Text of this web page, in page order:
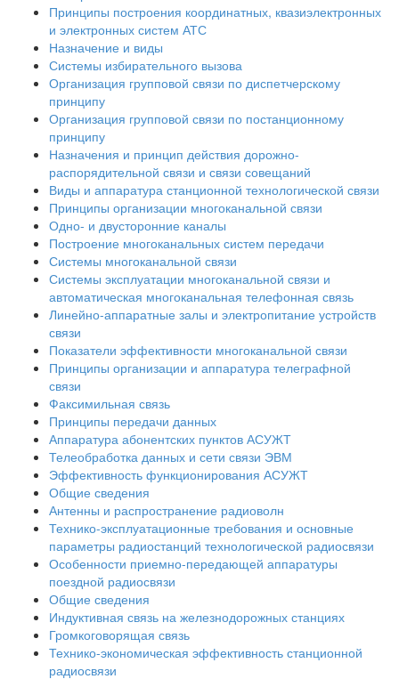
Принципы построения координатных, квазиэлектронных
и электронных систем АТС
Назначение и виды
Системы избирательного вызова
Организация групповой связи по диспетчерскому
принципу
Организация групповой связи по постанционному
принципу
Назначения и принцип действия дорожно-
распорядительной связи и связи совещаний
Виды и аппаратура станционной технологической связи
Принципы организации многоканальной связи
Одно- и двусторонние каналы
Построение многоканальных систем передачи
Системы многоканальной связи
Системы эксплуатации многоканальной связи и
автоматическая многоканальная телефонная связь
Линейно-аппаратные залы и электропитание устройств
связи
Показатели эффективности многоканальной связи
Принципы организации и аппаратура телеграфной
связи
Факсимильная связь
Принципы передачи данных
Аппаратура абонентских пунктов АСУЖТ
Телеобработка данных и сети связи ЭВМ
Эффективность функционирования АСУЖТ
Общие сведения
Антенны и распространение радиоволн
Технико-эксплуатационные требования и основные
параметры радиостанций технологической радиосвязи
Особенности приемно-передающей аппаратуры
поездной радиосвязи
Общие сведения
Индуктивная связь на железнодорожных станциях
Громкоговорящая связь
Технико-экономическая эффективность станционной
радиосвязи